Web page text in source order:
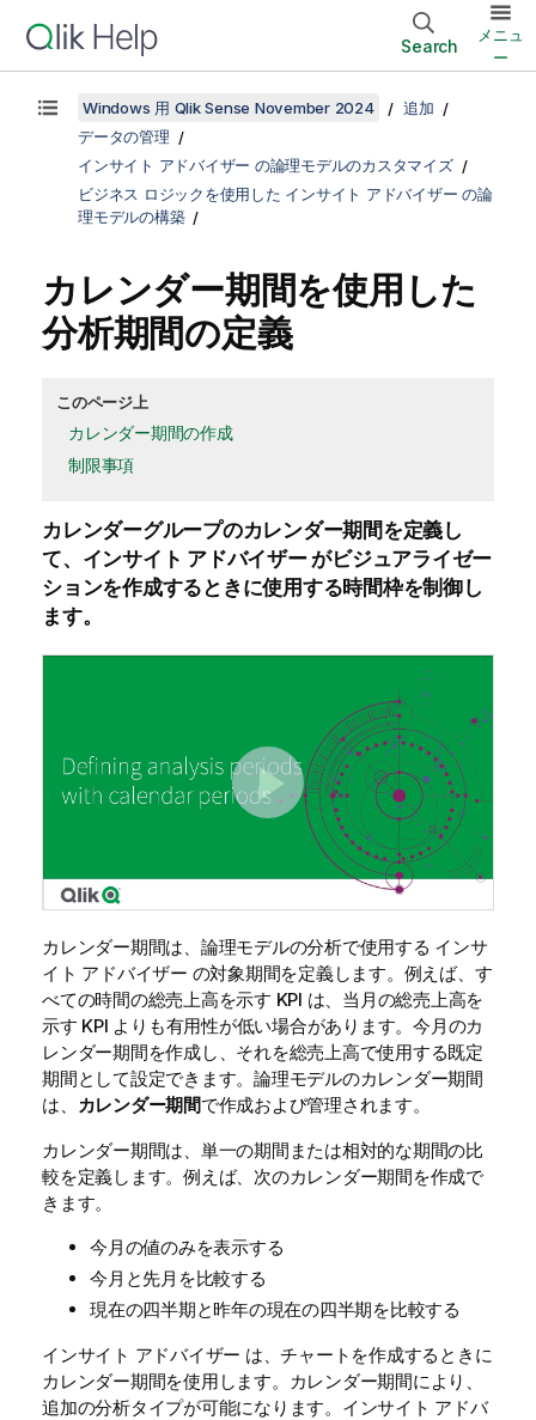
Search
メニュ
ー
Windows 用 Qlik Sense November 2024
追加
データの管理
インサイト アドバイザー の論理モデルのカスタマイズ
ビジネス ロジックを使用した インサイト アドバイザー の論
理モデルの構築
カレンダー期間を使用した
分析期間の定義
このページ上
カレンダー期間の作成
制限事項
カレンダーグループのカレンダー期間を定義し
て、インサイト アドバイザー がビジュアライゼー
ションを作成するときに使用する時間枠を制御し
ます。
カレンダー期間は、論理モデルの分析で使用する インサ
イト アドバイザー の対象期間を定義します。例えば、す
べての時間の総売上高を示す KPI は、当月の総売上高を
示す KPI よりも有用性が低い場合があります。今月のカ
レンダー期間を作成し、それを総売上高で使用する既定
期間として設定できます。論理モデルのカレンダー期間
は、
カレンダー期間で作成および管理されます。
カレンダー期間は、単一の期間または相対的な期間の比
較を定義します。例えば、次のカレンダー期間を作成で
きます。
今月の値のみを表示する
今月と先月を比較する
現在の四半期と昨年の現在の四半期を比較する
インサイト アドバイザー は、チャートを作成するときに
カレンダー期間を使用します。カレンダー期間により、
追加の分析タイプが可能になります。 インサイト アドバ